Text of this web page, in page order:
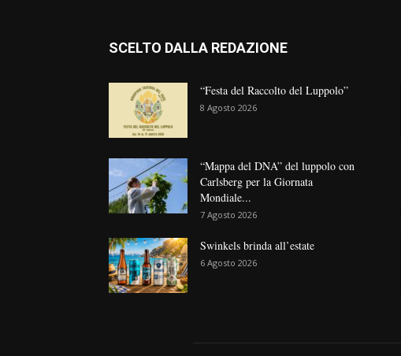
SCELTO DALLA REDAZIONE
“Festa del Raccolto del Luppolo”
8 Agosto 2026
“Mappa del DNA” del luppolo con
Carlsberg per la Giornata
Mondiale...
7 Agosto 2026
Swinkels brinda all’estate
6 Agosto 2026